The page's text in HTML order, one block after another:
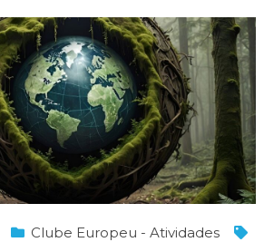
Clube Europeu - Atividades